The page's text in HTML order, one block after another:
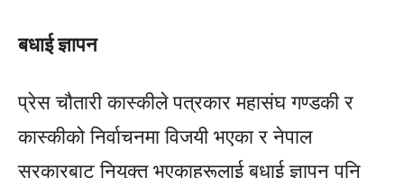
बधाई ज्ञापन
प्रेस चौतारी कास्कीले पत्रकार महासंघ गण्डकी र
कास्कीको निर्वाचनमा विजयी भएका र नेपाल
सरकारबाट नियुक्त भएकाहरूलाई बधाई ज्ञापन पनि